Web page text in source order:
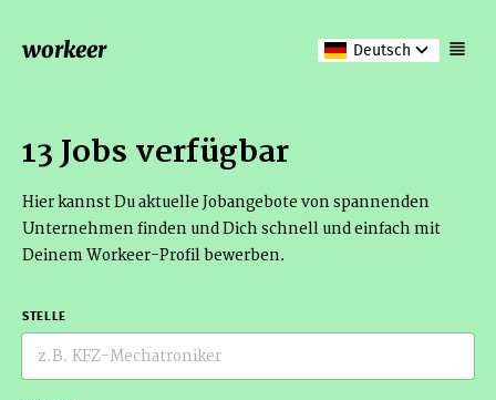
workeer Deutsch
13 Jobs verfügbar
Hier kannst Du aktuelle Jobangebote von spannenden
Unternehmen finden und Dich schnell und einfach mit
Deinem Workeer-Profil bewerben.
STELLE